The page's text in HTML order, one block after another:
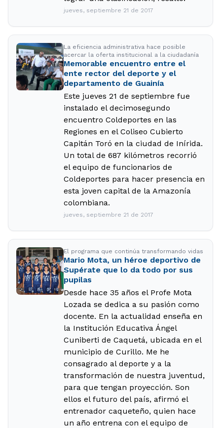
jueves, septiembre 21 de 2017
La eficiencia administrativa hace posible
acercar la oferta institucional a la ciudadanía
Memorable encuentro entre el
ente rector del deporte y el
departamento de Guainía
Este jueves 21 de septiembre fue
instalado el decimosegundo
encuentro Coldeportes en las
Regiones en el Coliseo Cubierto
Capitán Toró en la ciudad de Inírida.
Un total de 687 kilómetros recorrió
el equipo de funcionarios de
Coldeportes para hacer presencia en
esta joven capital de la Amazonía
colombiana.
jueves, septiembre 21 de 2017
El programa que continúa transformando vidas
Mario Mota, un héroe deportivo de
Supérate que lo da todo por sus
pupilas
Desde hace 35 años el Profe Mota
Lozada se dedica a su pasión como
docente. En la actualidad enseña en
la Institución Educativa Ángel
Cuniberti de Caquetá, ubicada en el
municipio de Curillo. Me he
consagrado al deporte y a la
transformación de nuestra juventud,
para que tengan proyección. Son
ellos el futuro del país, afirmó el
entrenador caqueteño, quien hace
un año entrena con el equipo de